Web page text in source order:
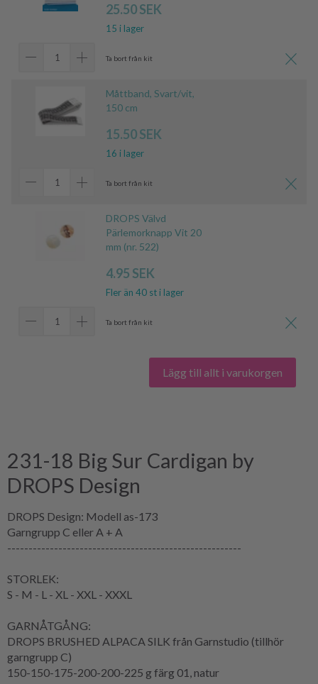
25.50 SEK
15 i lager
Ta bort från kit
Måttband, Svart/vit,
150 cm
15.50 SEK
16 i lager
Ta bort från kit
DROPS Välvd
Pärlemorknapp Vit 20
mm (nr. 522)
4.95 SEK
Fler än 40 st i lager
Ta bort från kit
Lägg till allt i varukorgen
231-18 Big Sur Cardigan by
DROPS Design
DROPS Design: Modell as-173
Garngrupp C eller A + A
-------------------------------------------------------
STORLEK:
S - M - L - XL - XXL - XXXL
GARNÅTGÅNG:
DROPS BRUSHED ALPACA SILK från Garnstudio (tillhör
garngrupp C)
150-150-175-200-200-225 g färg 01, natur